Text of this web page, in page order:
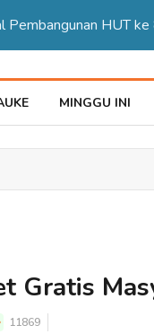
MINGGU INI
Gratis
11869